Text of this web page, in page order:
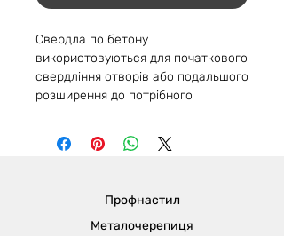
Свердла по бетону
використовуються для початкового
свердління отворів або подальшого
розширення до потрібного
Вироби виготовляють зі
спеціальної міцної сталі, стійкої до
круглу підставу для фіксування в
шурупокруту або аналогічних
Профнастил
Металочерепиця